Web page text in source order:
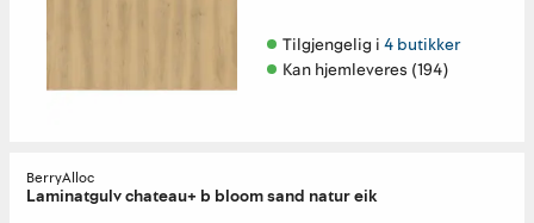
Tilgjengelig i 4 butikker
Kan hjemleveres (194)
BerryAlloc
Laminatgulv chateau+ b bloom sand natur eik